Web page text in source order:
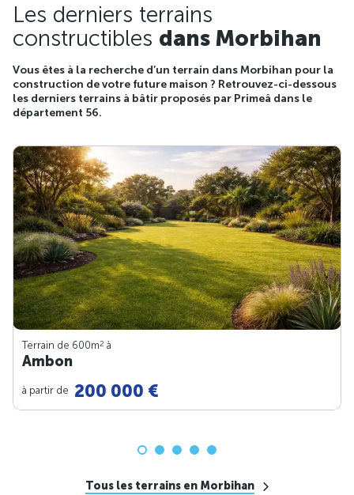
Les derniers terrains
constructibles dans Morbihan
Vous êtes à la recherche d’un terrain dans Morbihan pour la
construction de votre future maison ? Retrouvez-ci-dessous
les derniers terrains à bâtir proposés par Primeâ dans le
département 56.
Terrain de 600m2 à
Ambon
à partir de 200 000 €
Tous les terrains en Morbihan